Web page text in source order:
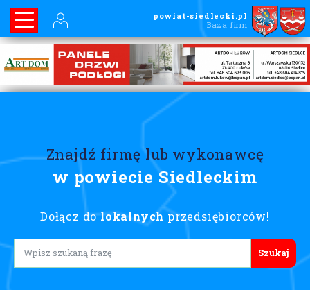
powiat-siedlecki.pl
Baza firm
Znajdź firmę lub wykonawcę
w powiecie Siedleckim
Dołącz dolokalnych przedsiębiorców!
Lorem ipsum